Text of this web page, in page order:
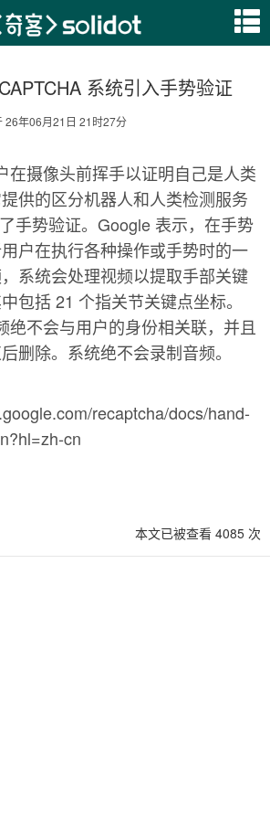
系统引入手势验证
26年06月21日 21时27分
在摄像头前挥手以证明自己是人类
供的区分机器人和人类检测服务
手势验证。Google 表示，在手势
户在执行各种操作或手势时的一
系统会处理视频以提取手部关键
包括 21 个指关节关键点坐标。
绝不会与用户的身份相关联，并且
删除。系统绝不会录制音频。
recaptcha/docs/hand-
cn
本文已被查看 4085 次